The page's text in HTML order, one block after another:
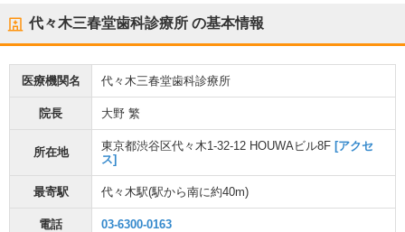
代々木三春堂歯科診療所 の基本情報
医療機関名 代々木三春堂歯科診療所
院長 大野 繁
所在地 東京都渋谷区代々木1-32-12 HOUWAビル8F [アクセ
ス]
最寄駅 代々木駅(駅から南に約40m)
電話 03-6300-0163